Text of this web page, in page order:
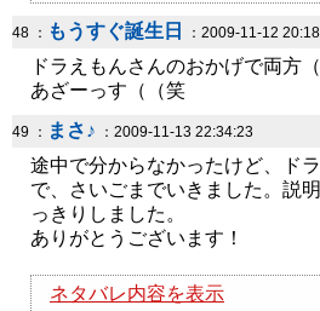
48 ： もうすぐ誕生日 ：2009-11-12
ドラえもんさんのおかげで両方
あざーっす（（笑
49 ： まさ♪ ：2009-11-13 22:34:23
途中で分からなかったけど、ド
で、さいごまでいきました。説
っきりしました。
ありがとうございます！
ネタバレ内容を表示